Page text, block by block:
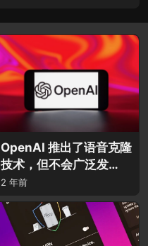
OpenAI 推出了语音克隆
技术，但不会广泛发
布。
2 年前